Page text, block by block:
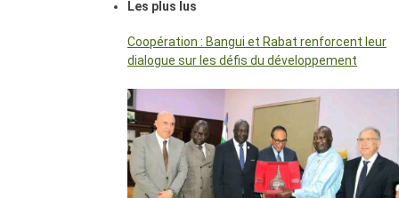
Les plus lus
Coopération : Bangui et Rabat renforcent leur
dialogue sur les défis du développement